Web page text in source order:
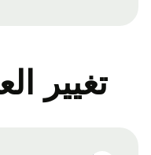
تغيير